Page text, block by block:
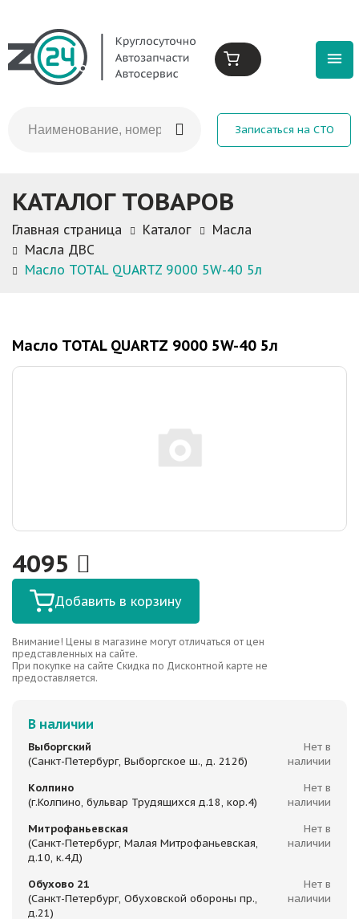
Записаться на СТО
КАТАЛОГ ТОВАРОВ
Главная страница Каталог
Масла
Масла ДВС
Масло TOTAL QUARTZ 9000 5W-40 5л
Масло TOTAL QUARTZ 9000 5W-40 5л
4095
Добавить в корзину
Внимание! Цены в магазине могут отличаться от цен
представленных на сайте.
При покупке на сайте Скидка по Дисконтной карте не
предоставляется.
В наличии
Выборгский
(Санкт-Петербург, Выборгское ш., д. 212б)
Нет в
наличии
Колпино
(г.Колпино, бульвар Трудящихся д.18, кор.4)
Нет в
наличии
Митрофаньевская
(Санкт-Петербург, Малая Митрофаньевская,
д.10, к.4Д)
Нет в
наличии
Обухово 21
(Санкт-Петербург, Обуховской обороны пр.,
д.21)
Нет в
наличии